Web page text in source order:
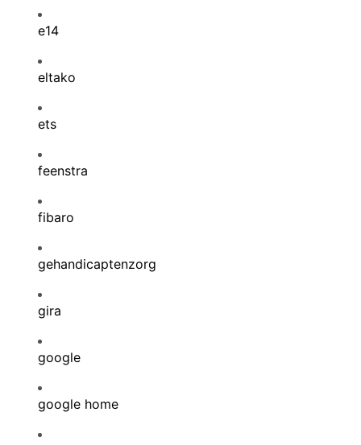
e14
eltako
ets
feenstra
fibaro
gehandicaptenzorg
gira
google
google home